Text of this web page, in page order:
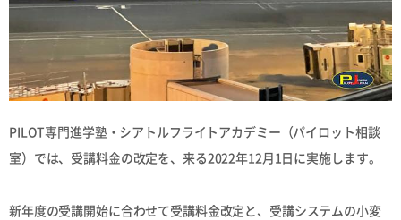
PILOT専門進学塾・シアトルフライトアカデミー（パイロット相談
室）では、受講料金の改定を、来る2022年12月1日に実施します。
新年度の受講開始に合わせて受講料金改定と、受講システムの小変